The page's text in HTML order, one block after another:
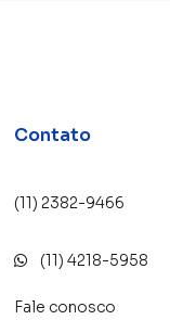
Contato
(11) 2382-9466
(11) 4218-5958
Fale conosco